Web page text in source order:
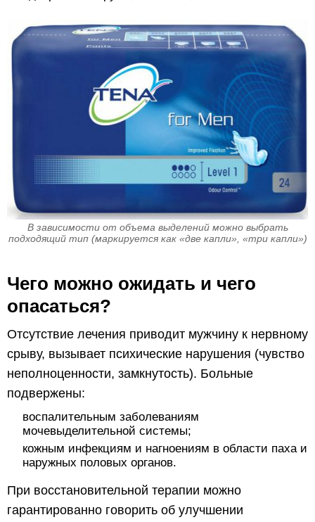
В зависимости от объема выделений можно выбрать
подходящий тип (маркируется как «две капли», «три капли»)
Чего можно ожидать и чего
опасаться?
Отсутствие лечения приводит мужчину к нервному
срыву, вызывает психические нарушения (чувство
неполноценности, замкнутость). Больные
подвержены:
воспалительным заболеваниям
мочевыделительной системы;
кожным инфекциям и нагноениям в области паха и
наружных половых органов.
При восстановительной терапии можно
гарантированно говорить об улучшении